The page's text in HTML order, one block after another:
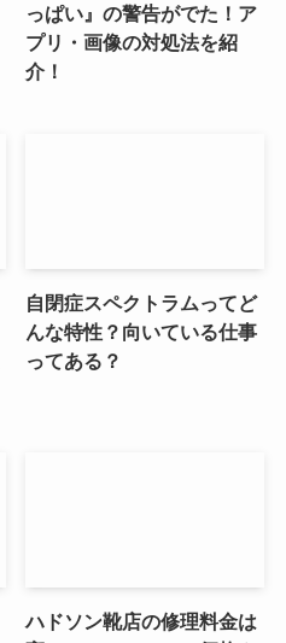
っぱい』の警告がでた！ア
プリ・画像の対処法を紹
介！
自閉症スペクトラムってど
んな特性？向いている仕事
ってある？
ハドソン靴店の修理料金は